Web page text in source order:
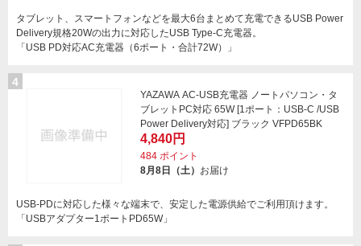
タブレット、スマートフォンなどを最大6台まとめて充電できるUSB Power
Delivery規格20Wの出力に対応したUSB Type-C充電器。
「USB PD対応AC充電器（6ポート・合計72W）」
4
YAZAWA AC-USB充電器 ノートパソコン・タ
ブレットPC対応 65W [1ポート：USB-C /USB
Power Delivery対応] ブラック VFPD65BK
4,840円
484 ポイント
8月8日（土） お届け
USB-PDに対応した様々な端末で、安定した電源供給でご利用頂けます。
「USBアダプター1ポートPD65W」